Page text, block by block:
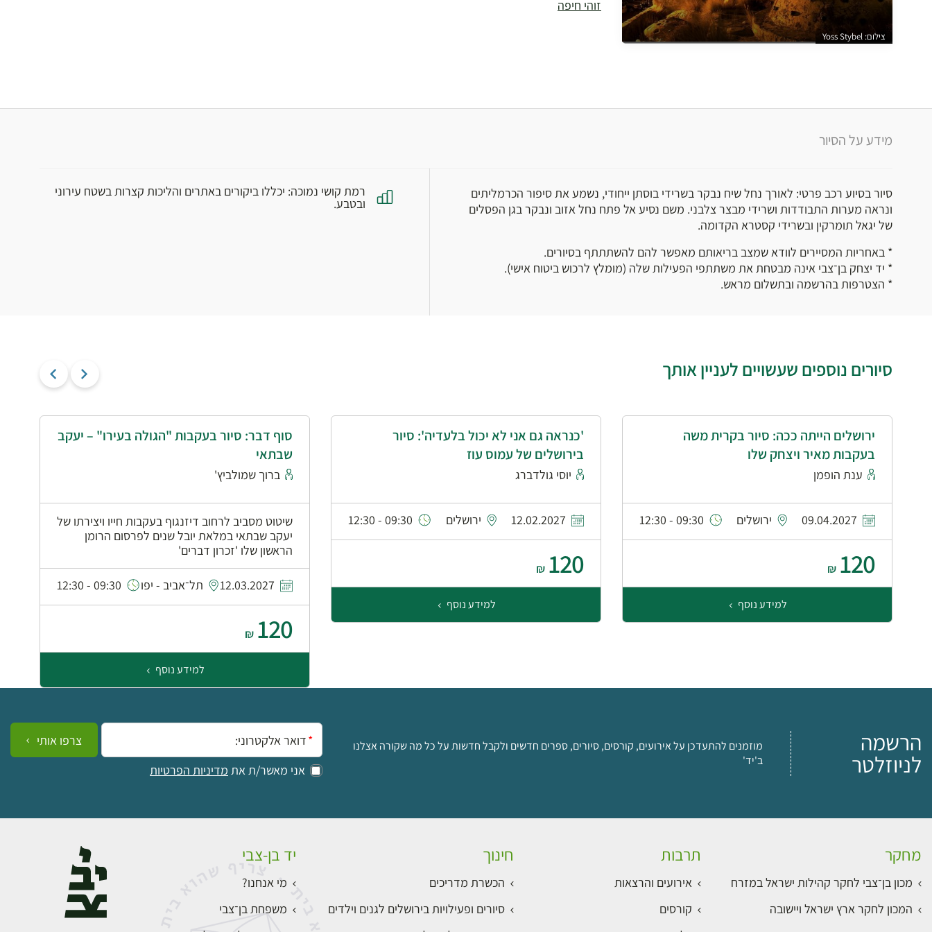
צילום: Yoss Stybel
זוהי חיפה
מידע על הסיור
סיור בסיוע רכב פרטי: לאורך נחל שיח נבקר בשרידי בוסתן ייחודי, נשמע את סיפור הכרמליתים
ונראה מערות התבודדות ושרידי מבצר צלבני. משם נסיע אל פתח נחל אזוב ונבקר בגן הפסלים
של יגאל תומרקין ובשרידי קסטרא הקדומה.
* באחריות המסיירים לוודא שמצב בריאותם מאפשר להם להשתתתף בסיורים.
* יד יצחק בן־צבי אינה מבטחת את משתתפי הפעילות שלה (מומלץ לרכוש ביטוח אישי).
* הצטרפות בהרשמה ובתשלום מראש.
רמת קושי נמוכה: יכללו ביקורים באתרים והליכות קצרות בשטח עירוני
ובטבע.
סיורים נוספים שעשויים לעניין אותך
ירושלים הייתה ככה: סיור בקרית משה
בעקבות מאיר ויצחק שלו
ענת הופמן
09.04.2027 ירושלים 09:30 - 12:30
120
₪
למידע נוסף
'כנראה גם אני לא יכול בלעדיה': סיור
בירושלים של עמוס עוז
יוסי גולדברג
12.02.2027 ירושלים 09:30 - 12:30
120
₪
למידע נוסף
סוף דבר: סיור בעקבות "הגולה בעירו" – יעקב
שבתאי
ברוך שמולביץ'
שיטוט מסביב לרחוב דיזנגוף בעקבות חייו ויצירתו של
יעקב שבתאי במלאת יובל שנים לפרסום הרומן
הראשון שלו 'זכרון דברים'
12.03.2027 תל־אביב - יפו 09:30 - 12:30
120
₪
למידע נוסף
הרשמה
לניוזלטר
מוזמנים להתעדכן על אירועים, קורסים, סיורים, ספרים חדשים ולקבל חדשות על כל מה שקורה אצלנו
ב'יד'
אימייל:
אני מאשר/ת את מדיניות הפרטיות
צרפו אותי
מחקר
מכון בן־צבי לחקר קהילות ישראל במזרח
המכון לחקר ארץ ישראל ויישובה
תרבות
אירועים והרצאות
קורסים
חינוך
הכשרת מדריכים
סיורים ופעילויות בירושלים לגנים וילדים
יד בן-צבי
מי אנחנו?
משפחת בן־צבי